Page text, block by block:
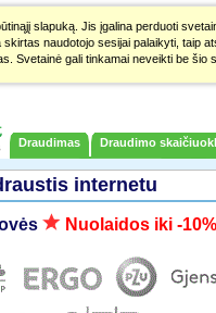
slapuką. Jis įgalina perduoti
naudotojo sesijai palaikyti, taip
Svetainė gali tinkamai neveikti be šio
Draudimas Draudimo
internetu
Nuolaidos iki -10%